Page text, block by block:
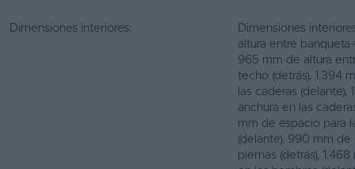
Dimensiones interiores:
Dimensiones
altura entre
965 mm de altura
techo (detrás), 1.394
las caderas (delante),
anchura en las
mm de espacio para
(delante), 990 mm de
piernas (detrás),